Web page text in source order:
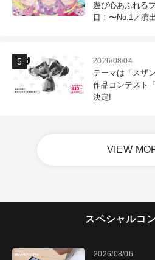
遊び心あふれる
目！〜No.1／演
2026/08/04
テーマは「スザ
作品コンテスト
決定!
VIEW
スペシャルコ
2026/08/06